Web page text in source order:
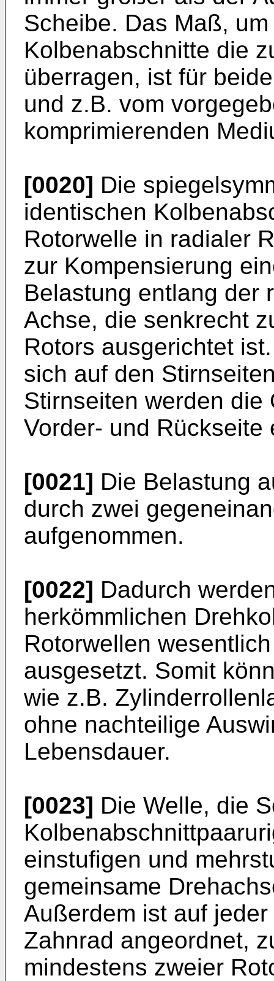
Scheibe. Das Maß,
Kolbenabschnitte die
überragen, ist für
und z.B. vom
komprimierenden
[0020] Die
identischen
Rotorwelle in radialer
zur Kompensierung
Belastung entlang der
Achse, die senkrecht
Rotors ausgerichtet
sich auf den
Stirnseiten werden die
Vorder- und
[0021] Die Belastung
durch zwei
aufgenommen.
[0022] Dadurch
herkömmlichen
Rotorwellen
ausgesetzt. Somit
wie z.B.
ohne nachteilige
Lebensdauer.
[0023] Die Welle, die
einstufigen und
gemeinsame
Außerdem ist auf
Zahnrad angeordnet,
mindestens zweier